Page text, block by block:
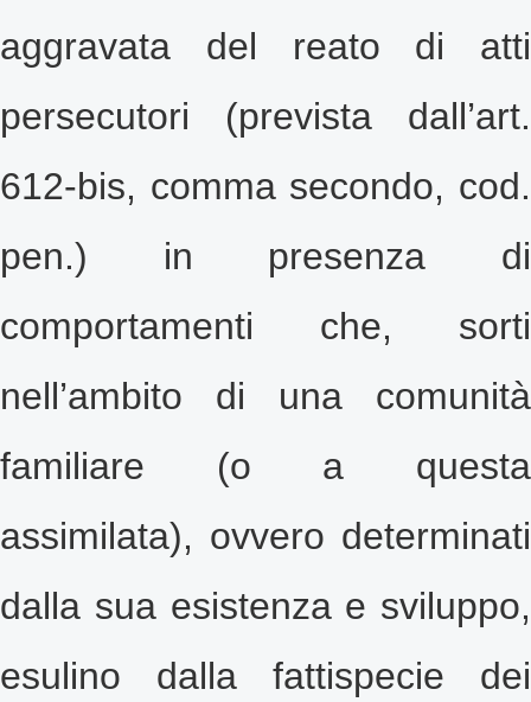
aggravata del reato di atti
persecutori (prevista dall’art.
612-bis, comma secondo, cod.
pen.) in presenza di
comportamenti che, sorti
nell’ambito di una comunità
familiare (o a questa
assimilata), ovvero determinati
dalla sua esistenza e sviluppo,
esulino dalla fattispecie dei